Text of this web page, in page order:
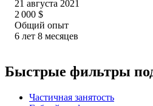
21 августа 2021
2 000 $
Общий опыт
6 лет 8 месяцев
Быстрые фильтры
Частичная занятость